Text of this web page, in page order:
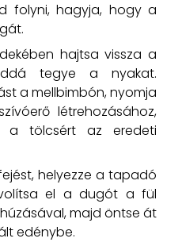
hagyja, hogy a
hajtsa vissza a
tegye a nyakat.
a mellbimbón, nyomja
létrehozásához,
a tölcsért az eredeti
helyezze a tapadó
el a dugót a fül
majd öntse át
edénybe.